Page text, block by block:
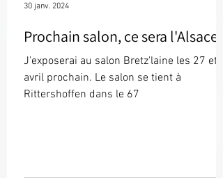
Prochain salon, ce sera l'Alsace !
J'exposerai au salon Bretz'laine les 27 et
avril prochain. Le salon se tient à
Rittershoffen dans le 67
30 janv. 2024